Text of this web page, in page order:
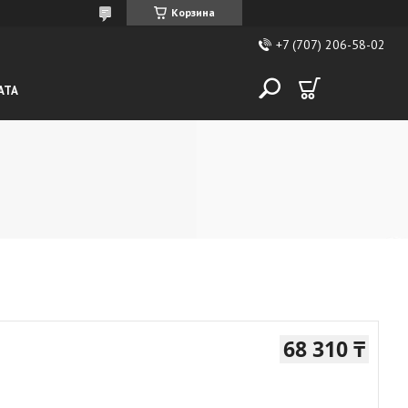
Корзина
+7 (707) 206-58-02
68 310 ₸